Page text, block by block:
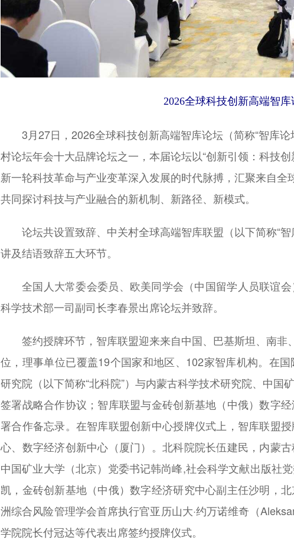
2026全球科技创新高端智
3月27日，2026全球科技创新高端智库论坛（简称“智库
村论坛年会十大品牌论坛之一，本届论坛以“创新引领：科技
新一轮科技革命与产业变革深入发展的时代脉搏，汇聚来自全
共同探讨科技与产业融合的新机制、新路径、新模式。
论坛共设置致辞、中关村全球高端智库联盟（以下简称“
讲及结语致辞五大环节。
全国人大常委会委员、欧美同学会（中国留学人员联谊
科学技术部一司副司长李春景出席论坛并致辞。
签约授牌环节，智库联盟迎来来自中国、巴基斯坦、南
位，理事单位已覆盖19个国家和地区、102家智库机构。在
研究院（以下简称“北科院”）与内蒙古科学技术研究院、中国
签署战略合作协议；智库联盟与金砖创新基地（中俄）数字
署合作备忘录。在智库联盟创新中心授牌仪式上，智库联盟
心、数字经济创新中心（厦门）。北科院院长伍建民，内蒙
中国矿业大学（北京）党委书记韩尚峰,社会科学文献出版社
凯，金砖创新基地（中俄）数字经济研究中心副主任沙明，
洲综合风险管理学会首席执行官亚历山大·约万诺维奇（
学院院长付冠达等代表出席签约授牌仪式。